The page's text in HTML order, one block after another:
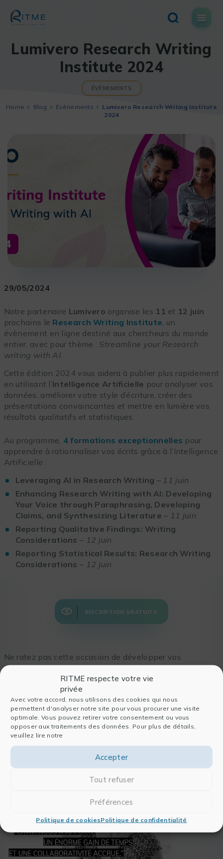
RITME respecte votre vie
privée
Avec votre accord, nous utilisons des cookies qui nous
permettent d'analyser notre site pour vous procurer une visite
optimale. Vous pouvez retirer votre consentement ou vous
opposer aux traitements des données. Pour plus de détails,
veuillez lire notre
Accepter
Tout refuser
Préférences
Politique de cookiesPolitique de confidentialité
content
Lumivero Research Writing
Institute 2024
ÉVÈNEMENTS
Home Blog Évènements
Lumivero Research Writing Institute
2024
29/05/2024
Notre partenaire Lumivero organise les 11 et 12 juin
prochains le Research Writing Institute, un
évènement en ligne destiné aux chercheurs du monde
entier, avec pour thème : Streamline your Research
writing with AI.
Cette édition 2024 vous aidera à publier plus rapidement
en utilisant l’Intelligence Artificielle pour analyser vos
données, améliorer votre style d’écriture, créer des
présentations convaincantes et mettre en lumière vos
résultats qualitatifs et statistiques.
Au programme, 4 formations exceptionnelles pour
apprendre à rationnaliser vos écrits grâce à l’Intelligence
Artificielle :
Leveraging AI in Research Writing – 11 juin
Enhancing Research Writing with AI: Developing
Your Voice through Paraphrasing, Developing
Claims, and Synthesizing Literature– 11 juin
Reporting Qualitative Findings: Writing
Considerations– 12 juin
Reporting Statistical Results: Research Writing
Considerations– 12 juin
INSCRIPTION GRATUITE
Ne ratez pas cette occasion de développer vos
compétences rédactionnelles et perfectionner votre
maîtrise des outilsNVivoetCitavi!
À lire également